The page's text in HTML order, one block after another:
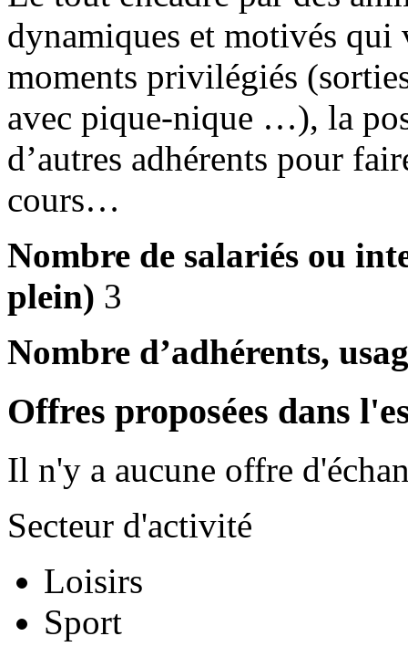
dynamiques et motivés
moments privilégiés
avec pique-nique …), la
d’autres adhérents pour
cours…
Nombre de salariés ou
plein) 3
Nombre d’adhérents,
Offres proposées dans
Il n'y a aucune offre
Secteur d'activité
Loisirs
Sport